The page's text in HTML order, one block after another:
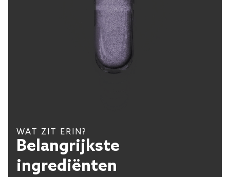
WAT ZIT ERIN?
Belangrijkste
ingrediënten